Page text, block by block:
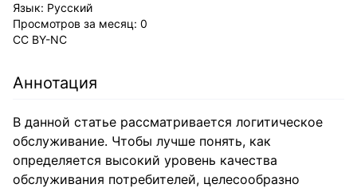
Язык: Русский
Просмотров за месяц: 0
CC BY-NC
Аннотация
В данной статье рассматривается логитическое
обслуживание. Чтобы лучше понять, как
определяется высокий уровень качества
обслуживания потребителей, целесообразно